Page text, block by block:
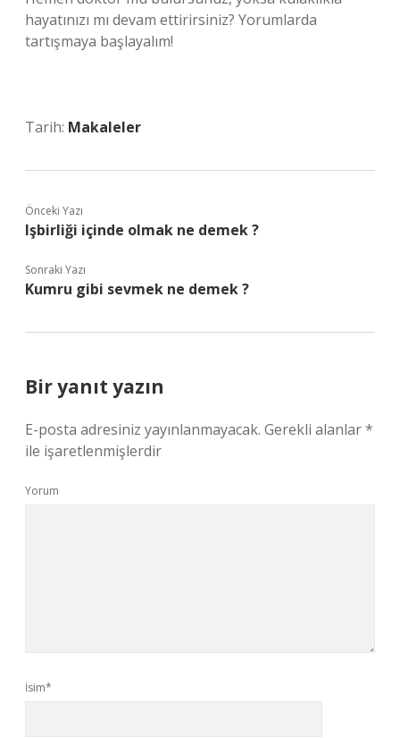
hayatınızı mı devam ettirirsiniz? Yorumlarda
tartışmaya başlayalım!
Tarih: Makaleler
Önceki Yazı
Işbirliği içinde olmak ne demek ?
Sonraki Yazı
Kumru gibi sevmek ne demek ?
Bir yanıt yazın
E-posta adresiniz yayınlanmayacak. Gerekli alanlar*
ile işaretlenmişlerdir
Yorum
İsim*